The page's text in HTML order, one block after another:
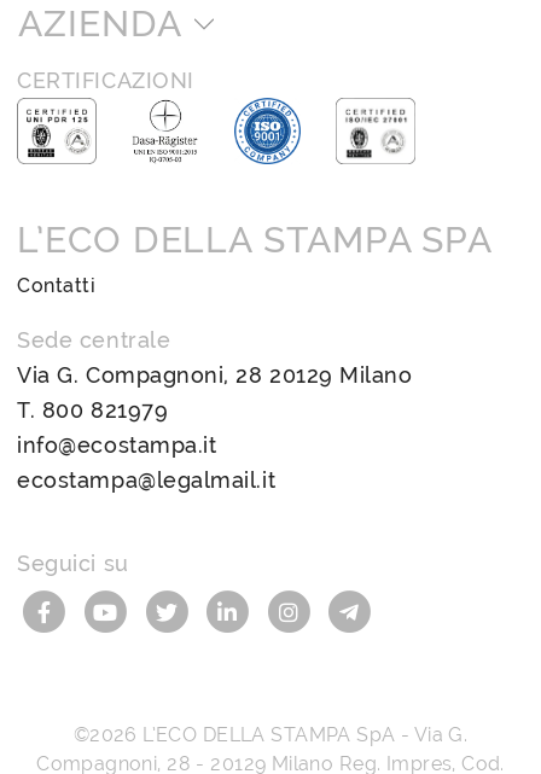
AZIENDA
CERTIFICAZIONI
L’ECO DELLA STAMPA SPA
Contatti
Sede centrale
Via G. Compagnoni, 28 20129 Milano
T. 800 821979
info@ecostampa.it
ecostampa@legalmail.it
Seguici su
©2026 L’ECO DELLA STAMPA SpA - Via G.
Compagnoni, 28 - 20129 Milano Reg. Impres, Cod.